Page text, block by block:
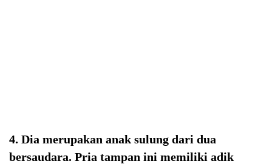
4. Dia merupakan anak sulung dari dua
bersaudara. Pria tampan ini memiliki adik